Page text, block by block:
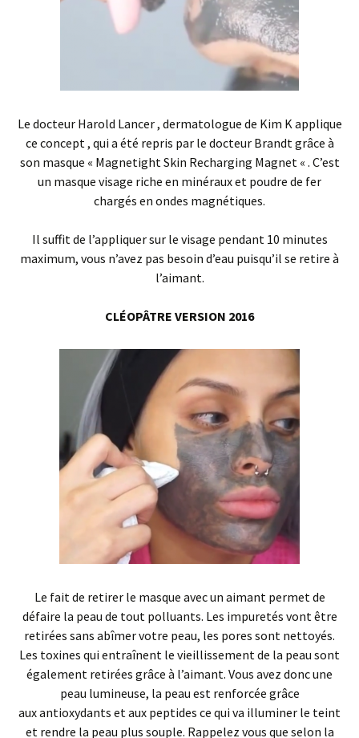
Le docteur Harold Lancer , dermatologue de Kim K applique
ce concept , qui a été repris par le docteur Brandt grâce à
son masque « Magnetight Skin Recharging Magnet « . C’est
un masque visage riche en minéraux et poudre de fer
chargés en ondes magnétiques.
Il suffit de l’appliquer sur le visage pendant 10 minutes
maximum, vous n’avez pas besoin d’eau puisqu’il se retire à
l’aimant.
CLÉOPÂTRE VERSION 2016
Le fait de retirer le masque avec un aimant permet de
défaire la peau de tout polluants. Les impuretés vont être
retirées sans abîmer votre peau, les pores sont nettoyés.
Les toxines qui entraînent le vieillissement de la peau sont
également retirées grâce à l’aimant. Vous avez donc une
peau lumineuse, la peau est renforcée grâce
aux antioxydants et aux peptides ce qui va illuminer le teint
et rendre la peau plus souple. Rappelez vous que selon la